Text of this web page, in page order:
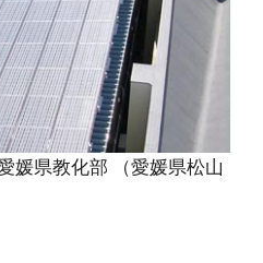
媛県教化部 （愛媛県松山